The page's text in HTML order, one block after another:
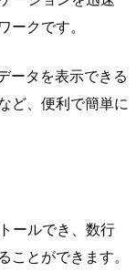
クです。
ータを表示できる
ど、便利で簡単に
ールでき、数行
とができます。